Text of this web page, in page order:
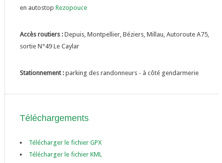
en autostop Rezopouce
Accès routiers : Depuis, Montpellier, Béziers, Millau, Autoroute A75,
sortie N°49 Le Caylar
Stationnement : parking des randonneurs - à côté gendarmerie
Téléchargements
Télécharger le fichier GPX
Télécharger le fichier KML